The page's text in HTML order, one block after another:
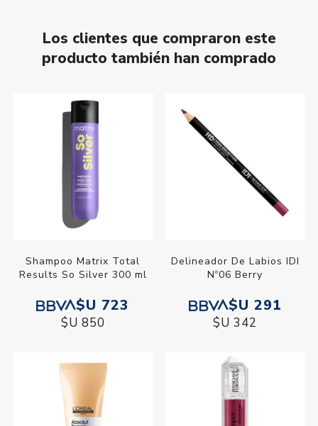
Los clientes que compraron este
producto también han comprado
Shampoo Matrix Total
Results So Silver 300 ml
$U 723
$U 850
Delineador De Labios IDI
Nº06 Berry
$U 291
$U 342